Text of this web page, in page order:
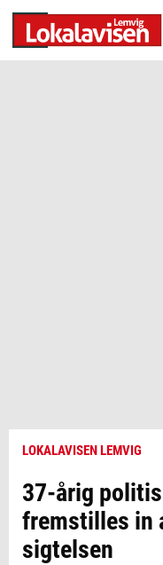
LOKALAVISEN LEMVIG
37-årig
fremstilles in
sigtelsen